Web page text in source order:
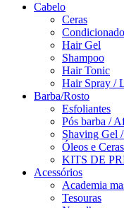
Cabelo
Ceras
Hair Gel
Shampoo
Hair Tonic
Hair Spray /
Barba/Rosto
Esfoliantes
Pós barba /
Shaving Gel
Óleos e Ceras
KITS DE
Acessórios
Academia
Tesouras